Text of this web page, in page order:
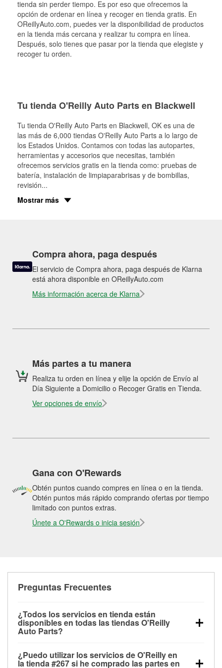
tienda sin perder tiempo. Es por eso que ofrecemos la
opción de ordenar en línea y recoger en tienda gratis. En
OReillyAuto.com, puedes ver la disponibilidad de productos
en la tienda más cercana y realizar tu compra en línea.
Después, solo tienes que pasar por la tienda que elegiste y
recoger tu orden.
Tu tienda O'Reilly Auto Parts en Blackwell
Tu tienda O'Reilly Auto Parts en Blackwell, OK es una de
las más de 6,000 tiendas O'Reilly Auto Parts a lo largo de
los Estados Unidos. Contamos con todas las autopartes,
herramientas y accesorios que necesitas, también
ofrecemos servicios gratis en la tienda como: pruebas de
batería, instalación de limpiaparabrisas y de bombillas,
revisión...
Mostrar más
Compra ahora, paga después
El servicio de Compra ahora, paga después de Klarna
está ahora disponible en OReillyAuto.com
Más información acerca de Klarna
Más partes a tu manera
Realiza tu orden en línea y elije la opción de Envío al
Día Siguiente a Domicilio o Recoger Gratis en Tienda.
Ver opciones de envío
Gana con O'Rewards
Obtén puntos cuando compres en línea o en la tienda.
Obtén puntos más rápido comprando ofertas por tiempo
limitado con puntos extras.
Únete a O'Rewards o inicia sesión
Preguntas Frecuentes
¿Todos los servicios en tienda están
disponibles en todas las tiendas O'Reilly
Auto Parts?
las pruebas de batería, pruebas de alternador y
¿Puedo utilizar los servicios de O'Reilly en
la tienda #267 si he comprado las partes en